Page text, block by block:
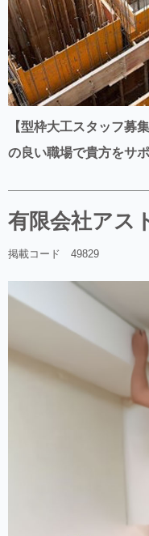
【型枠大工スタッフ募
の良い職場で貴方をサポ
有限会社アス
掲載コード 49829